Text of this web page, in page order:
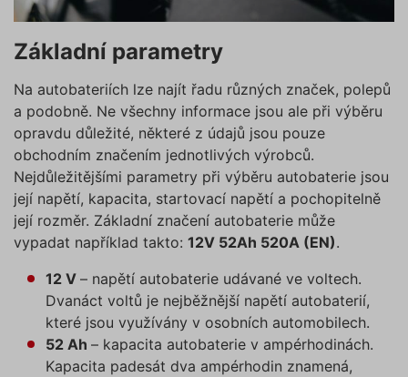
Základní parametry
Na autobateriích lze najít řadu různých značek, polepů
a podobně. Ne všechny informace jsou ale při výběru
opravdu důležité, některé z údajů jsou pouze
obchodním značením jednotlivých výrobců.
Nejdůležitějšími parametry při výběru autobaterie jsou
její napětí, kapacita, startovací napětí a pochopitelně
její rozměr. Základní značení autobaterie může
vypadat například takto: 12V 52Ah 520A (EN).
12 V – napětí autobaterie udávané ve voltech.
Dvanáct voltů je nejběžnější napětí autobaterií,
které jsou využívány v osobních automobilech.
52 Ah – kapacita autobaterie v ampérhodinách.
Kapacita padesát dva ampérhodin znamená,